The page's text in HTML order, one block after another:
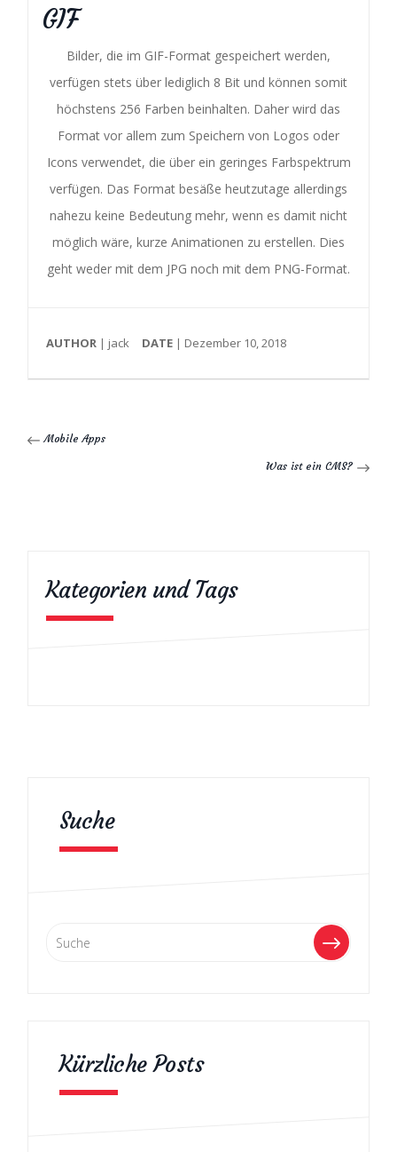
GIF
Bilder, die im GIF-Format gespeichert werden,
verfügen stets über lediglich 8 Bit und können somit
höchstens 256 Farben beinhalten. Daher wird das
Format vor allem zum Speichern von Logos oder
Icons verwendet, die über ein geringes Farbspektrum
verfügen. Das Format besäße heutzutage allerdings
nahezu keine Bedeutung mehr, wenn es damit nicht
möglich wäre, kurze Animationen zu erstellen. Dies
geht weder mit dem JPG noch mit dem PNG-Format.
AUTHOR | jack DATE | Dezember 10, 2018
Mobile Apps
Was ist ein CMS?
Kategorien und Tags
Suche
Kürzliche Posts